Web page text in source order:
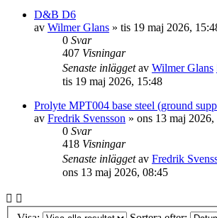
D&B D6
av Wilmer Glans » tis 19 maj 2026,
0 Svar
407 Visningar
Senaste inläggetav Wilmer Glans
tis 19 maj 2026, 15:48
Prolyte MPT004 base steel (ground
av Fredrik Svensson » ons 13 maj 2026,
0 Svar
418 Visningar
Senaste inläggetav Fredrik
ons 13 maj 2026, 08:45